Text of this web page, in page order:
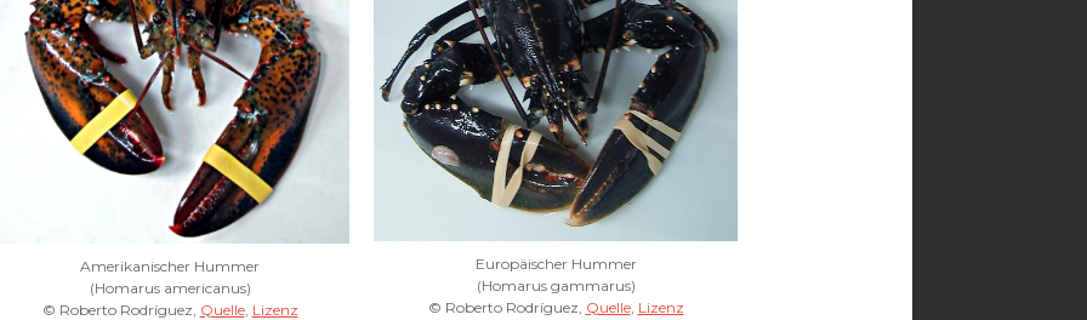
Amerikanischer Hummer
(Homarus americanus)
© Roberto Rodríguez, Quelle, Lizenz
Europäischer Hummer
(Homarus gammarus)
© Roberto Rodríguez, Quelle, Lizenz